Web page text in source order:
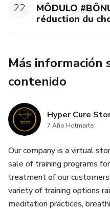
22
MÔDULO
réduction du
Más información
contenido
Hyper Cure
7 Año Hotmarter
Our company is a virtual
sale of training programs
treatment of our
variety of training options
meditation practices,